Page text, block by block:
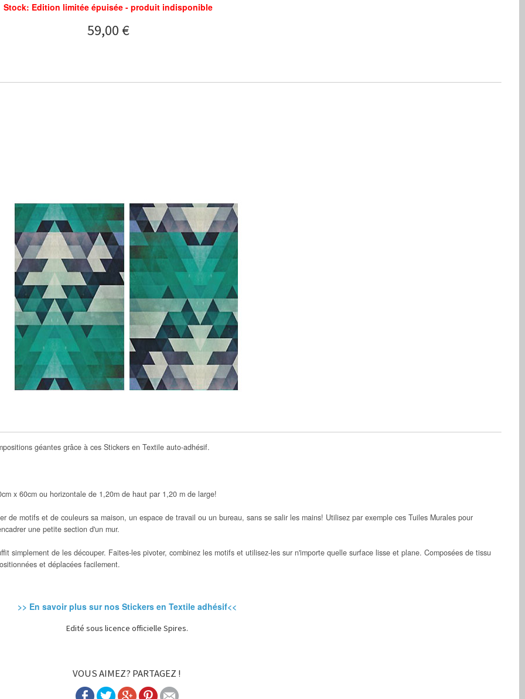
Stock: Edition limitée épuisée - produit indisponible
59,00 €
géantes grâce à ces Stickers en Textile auto-adhésif.
x 60cm ou horizontale de 1,20m de haut par 1,20 m de large!
de motifs et de couleurs sa maison, un espace de travail ou un bureau, sans se salir les mains! Utilisez par exemple ces Tuiles Murales pour
une petite section d'un mur.
simplement de les découper. Faites-les pivoter, combinez les motifs et utilisez-les sur n'importe quelle surface lisse et plane. Composées de tissu
et déplacées facilement.
>> En savoir plus sur nos Stickers en Textile adhésif<<
Edité sous licence officielle Spires.
VOUS AIMEZ? PARTAGEZ !